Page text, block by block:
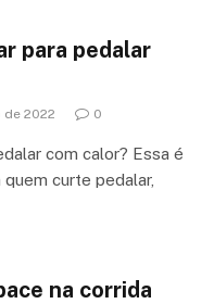
para pedalar
2022 0
com calor? Essa é
curte pedalar,
na corrida